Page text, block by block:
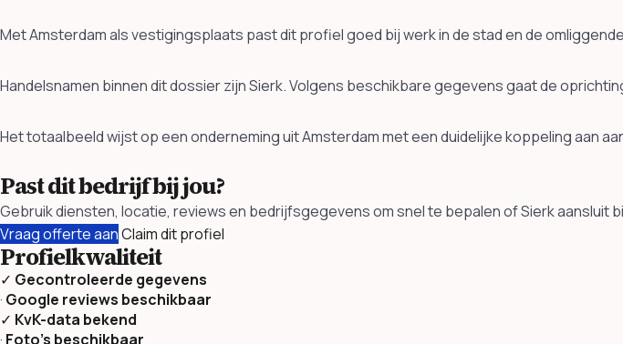
Met Amsterdam als vestigingsplaats past dit profiel goed bij werk in de stad en de
Handelsnamen binnen dit dossier zijn Sierk. Volgens beschikbare gegevens gaat de
Het totaalbeeld wijst op een onderneming uit Amsterdam met een duidelijke koppeling aan
Past dit bedrijf bij jou?
Gebruik diensten, locatie, reviews en bedrijfsgegevens om snel te bepalen of Sierk aansluit
Vraag offerte aanClaim dit profiel
Profielkwaliteit
✓ Gecontroleerde gegevens
· Google reviews beschikbaar
✓ KvK-data bekend
· Foto’s beschikbaar